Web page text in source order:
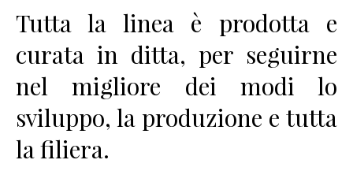
Tutta la linea è prodotta e
curata in ditta, per seguirne
nel migliore dei modi lo
sviluppo, la produzione e tutta
la filiera.